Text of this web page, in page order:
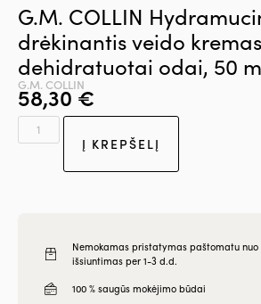
G.M. COLLIN
drėkinantis veido
dehidratuotai odai, 50
G.M. COLLIN
58,30€
Į KREPŠELĮ
Nemokamas pristatymas paštomatu nuo
išsiuntimas per 1-3 d.d.
100 % saugūs mokėjimo būdai